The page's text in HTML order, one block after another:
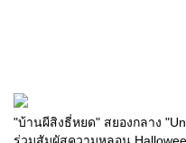
"บ้านผีสิงธี่หยด" สยองกลาง